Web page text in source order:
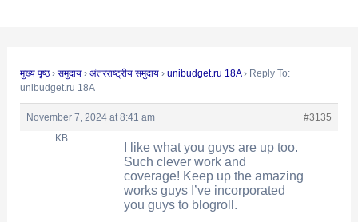
मुख्य पृष्ठ › समुदाय › अंतरराष्ट्रीय समुदाय › unibudget.ru 18A › Reply To:
unibudget.ru 18A
November 7, 2024 at 8:41 am
#3135
KB
I like what you guys are up too.
Such clever work and
coverage! Keep up the amazing
works guys I’ve incorporated
you guys to blogroll.